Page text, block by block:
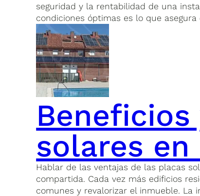
seguridad y la rentabilidad de una
condiciones óptimas es lo que
solares
Hablar de las ventajas de las placas
compartida. Cada vez más edificios
comunes y revalorizar el inmueble. La